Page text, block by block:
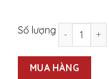
Số lượng Sách 120
MUA HÀNG